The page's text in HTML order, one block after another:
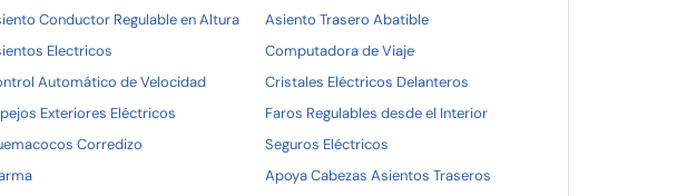
Conductor Regulable en Altura
Asiento Trasero Abatible
Electricos
Computadora de Viaje
Automático de Velocidad
Cristales Eléctricos Delanteros
Exteriores Eléctricos
Faros Regulables desde el Interior
Corredizo
Seguros Eléctricos
Apoya Cabezas Asientos Traseros